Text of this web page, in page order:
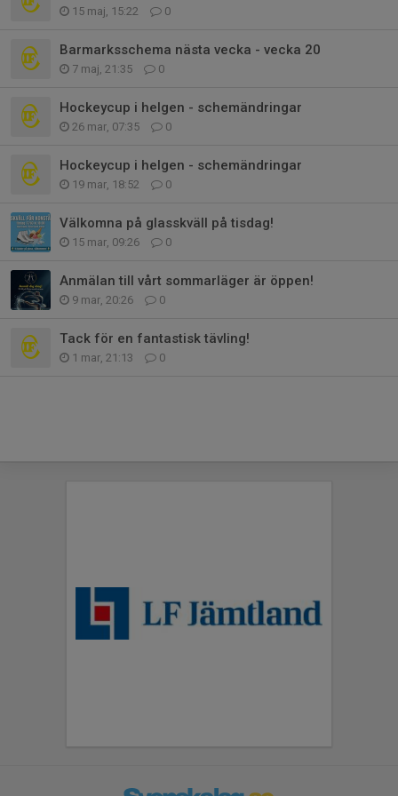
15 maj, 15:22 0
Barmarksschema nästa vecka - vecka 20
7 maj, 21:35 0
Hockeycup i helgen - schemändringar
26 mar, 07:35 0
Hockeycup i helgen - schemändringar
19 mar, 18:52 0
Välkomna på glasskväll på tisdag!
15 mar, 09:26 0
Anmälan till vårt sommarläger är öppen!
9 mar, 20:26 0
Tack för en fantastisk tävling!
1 mar, 21:13 0